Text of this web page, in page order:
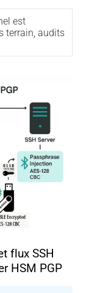
est
terrain, audits
flux SSH
HSM PGP